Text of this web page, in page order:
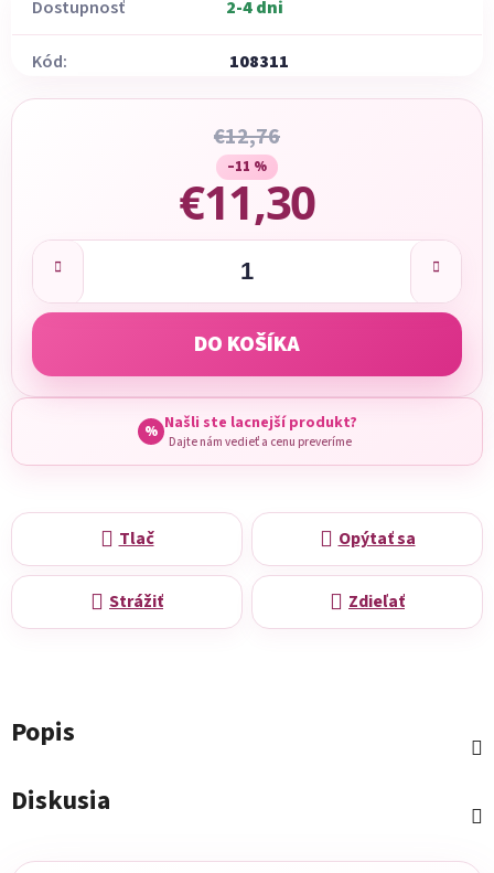
Dostupnosť 2-4 dni
Kód: 108311
€12,76
–11 %
€11,30
Jednotková cena:
DO KOŠÍKA
% Našli ste lacnejší produkt?
Dajte nám vedieť a cenu preveríme
Tlač Opýtať sa
Strážiť Zdieľať
Popis
Diskusia